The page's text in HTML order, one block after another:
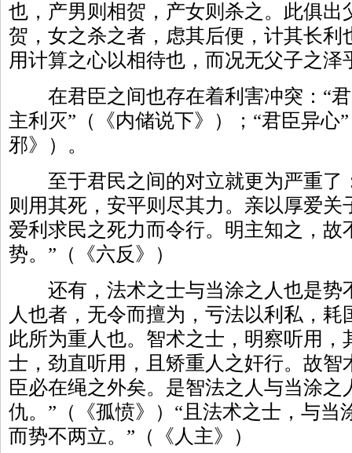
也，产男则相贺，产女则杀之。此俱出
贺，女之杀之者，虑其后便，计其长利
用计算之心以相待也，而况无父子之泽
在君臣之间也存在着利害冲突：“君
主利灭”（《内储说下》）；“君臣异心
邪》）。
至于君民之间的对立就更为严重了
则用其死，安平则尽其力。亲以厚爱
爱利求民之死力而令行。明主知之，故
势。”（《六反》）
还有，法术之士与当涂之人也是势
人也者，无令而擅为，亏法以利私，
此所为重人也。智术之士，明察听用
士，劲直听用，且矫重人之奸行。故智
臣必在绳之外矣。是智法之人与当涂之
仇。”（《孤愤》）“且法术之士，与
而势不两立。”（《人主》）